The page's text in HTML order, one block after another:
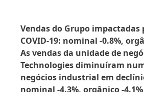
Vendas do Grupo impactadas
COVID-19: nominal -0.8%,
As vendas da unidade de
Technologies diminuíram
negócios industrial em
nominal -4.3%, orgânico -4.1%